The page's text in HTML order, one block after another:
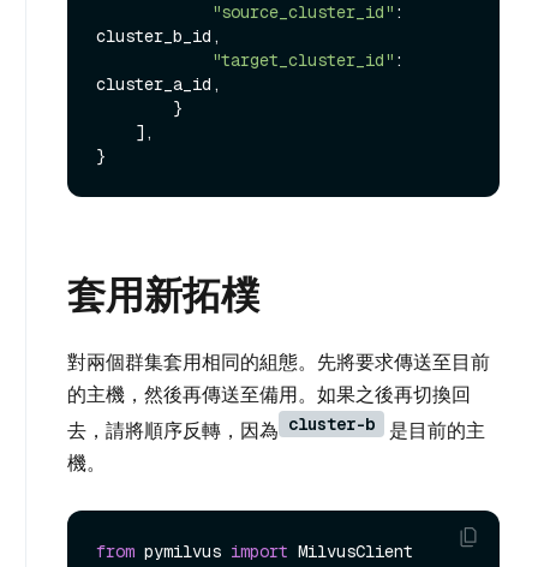
"source_cluster_id" :
cluster_b_id,
"target_cluster_id" :
cluster_a_id,
套用新拓樸
對兩個群集套用相同的組態。先將要求傳送至目前
的主機，然後再傳送至備用。如果之後再切換回
去，請將順序反轉，因為 cluster-b
是目前的主
機。
from pymilvus import MilvusClient